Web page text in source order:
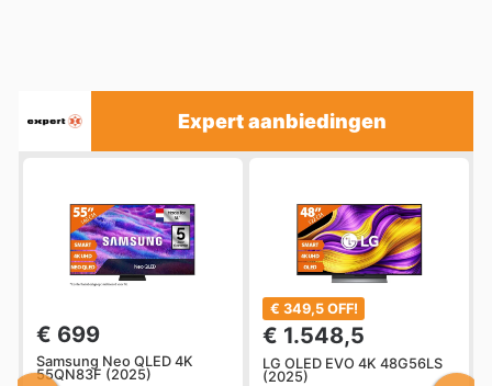
Expert aanbiedingen
€ 699
Samsung Neo QLED 4K
55QN83F (2025)
€ 349,5 OFF!
€ 1.548,5
LG OLED EVO 4K 48G56LS
(2025)